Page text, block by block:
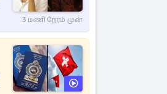
3 மணி நேரம் முன்